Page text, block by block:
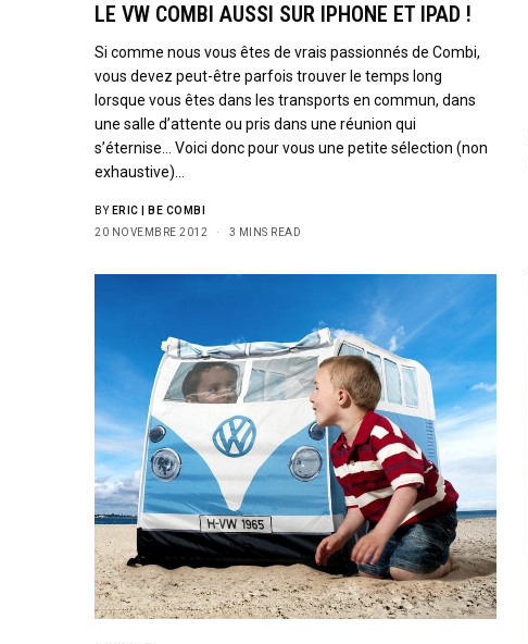
LE VW COMBI AUSSI SUR IPHONE ET IPAD !
Si comme nous vous êtes de vrais passionnés de Combi,
vous devez peut-être parfois trouver le temps long
lorsque vous êtes dans les transports en commun, dans
une salle d’attente ou pris dans une réunion qui
s’éternise… Voici donc pour vous une petite sélection (non
exhaustive)…
BY ERIC | BE COMBI
20 NOVEMBRE 2012
3 MINS READ